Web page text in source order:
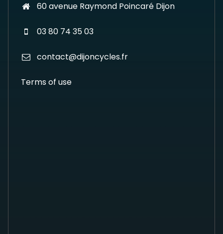
60 avenue Raymond Poincaré Dijon
03 80 74 35 03
contact@dijoncycles.fr
Terms of use